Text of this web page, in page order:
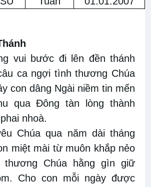
vui bước đi lên đền thánh
ca ngợi tình thương Chúa
con dâng Ngài niềm tin mến
qua Đông tàn lòng thành
nhoà.
Chúa qua năm dài tháng
miệt mài từ muôn khắp nẻo
thương Chúa hằng gìn giữ
Cho con mỗi ngày được